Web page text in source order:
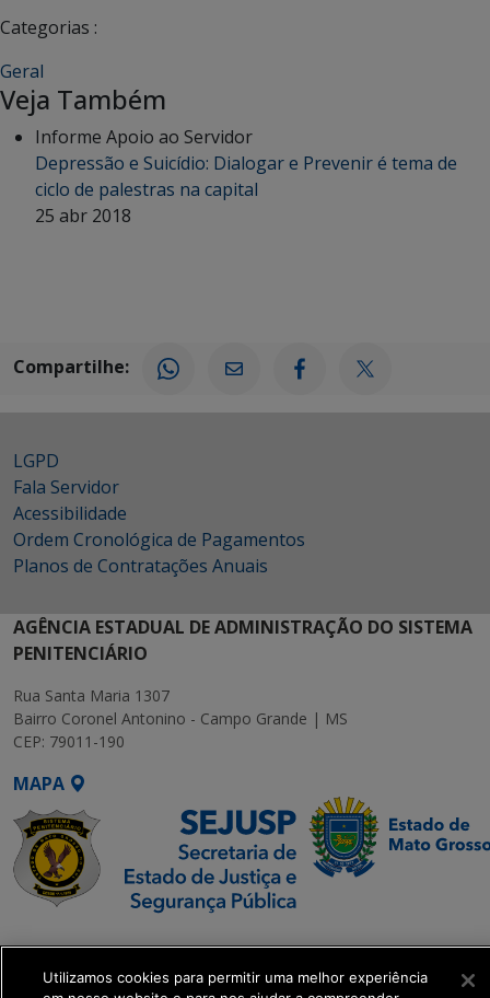
Categorias :
Geral
Veja Também
Informe Apoio ao Servidor
Depressão e Suicídio: Dialogar e Prevenir é tema de
ciclo de palestras na capital
25 abr 2018
Compartilhe:
LGPD
Fala Servidor
Acessibilidade
Ordem Cronológica de Pagamentos
Planos de Contratações Anuais
AGÊNCIA ESTADUAL DE ADMINISTRAÇÃO DO SISTEMA
PENITENCIÁRIO
Rua Santa Maria 1307
Bairro Coronel Antonino - Campo Grande | MS
CEP: 79011-190
MAPA
SETDIG | Secretaria-
Executiva de
Transformação Digital
Utilizamos cookies para permitir uma melhor experiência